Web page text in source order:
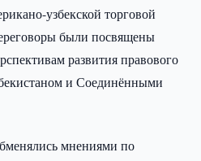
узбекской торговой
были посвящены
развития правового
и Соединёнными
мнениями по